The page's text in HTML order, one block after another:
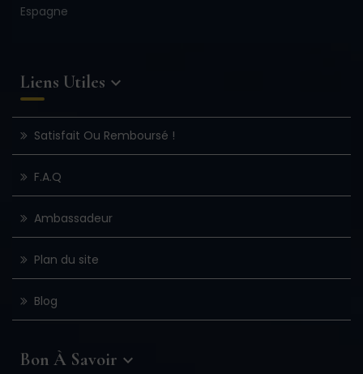
Espagne
Liens Utiles 
Satisfait Ou Remboursé !
F.A.Q
Ambassadeur
Plan du site
Blog
Bon À Savoir 